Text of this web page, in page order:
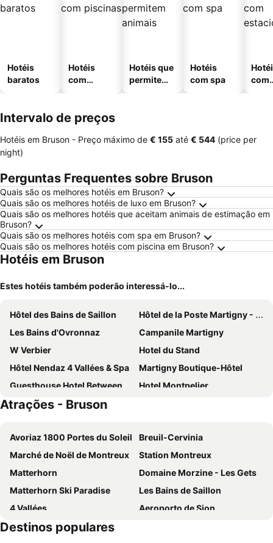
Hotéis
baratos
Hotéis
com
Hotéis que
permitem
Hotéis
com spa
com
Intervalo de preços
Hotéis em Bruson - Preço máximo de ‎€ 155 até ‎€ 544 (price per
night)
Perguntas Frequentes sobre Bruson
Quais são os melhores hotéis em Bruson?
Quais são os melhores hotéis de luxo em Bruson?
Quais são os melhores hotéis que aceitam animais de estimação em
Bruson?
Quais são os melhores hotéis com spa em Bruson?
Quais são os melhores hotéis com piscina em Bruson?
Hotéis em Bruson
Estes hotéis também poderão interessá-lo...
Hôtel des Bains de Saillon
Hôtel de la Poste Martigny - City Center
Les Bains d'Ovronnaz
Campanile Martigny
W Verbier
Hotel du Stand
Hôtel Nendaz 4 Vallées & Spa
Martigny Boutique-Hôtel
Guesthouse Hotel Between
Hotel Montpelier
Hotel Bristol Verbier
Hotel Restaurant Le Giétroz
Hôtel de Verbier SUP
Gîte la Cigale
The Blackbird (Le Merle)
Hotel Ermitage Verbier
La Cordée des Alpes
Midi Guestrooms
A Larze
Rosalp
Hotel Farinet
Experimental Chalet Verbier
Atrações - Bruson
Avoriaz 1800 Portes du Soleil
Breuil-Cervinia
Marché de Noël de Montreux
Station Montreux
Matterhorn
Domaine Morzine - Les Gets
Matterhorn Ski Paradise
Les Bains de Saillon
4 Vallées
Aeroporto de Sion
Leysin Oxygène des Alpes
Destinos populares